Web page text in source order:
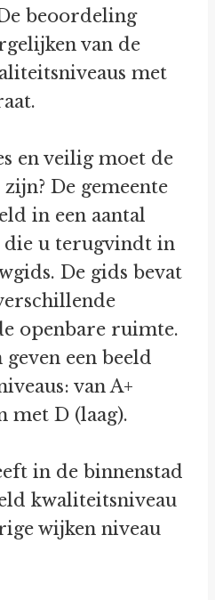
beoordeling
van de
met
en veilig moet de
De gemeente
in een aantal
die u terugvindt in
De gids bevat
openbare ruimte.
een beeld
van A+
met D (laag).
in de binnenstad
kwaliteitsniveau
wijken niveau